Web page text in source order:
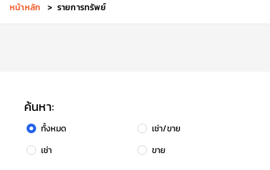
หน้าหลัก > รายการทรัพย์
ค้นหา:
ทั้งหมด
เช่า/ขาย
เช่า
ขาย